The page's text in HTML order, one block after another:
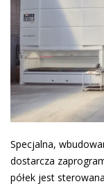
Specjalna,
dostarcza
półek jest